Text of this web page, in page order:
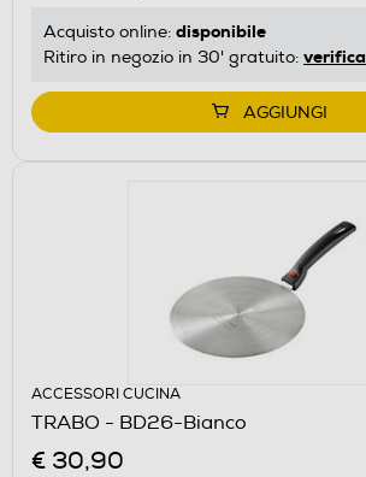
Acquisto online: disponibile
Ritiro in negozio in 30' gratuito: verifica
AGGIUNGI
ACCESSORI CUCINA
TRABO - BD26-Bianco
€ 30,90